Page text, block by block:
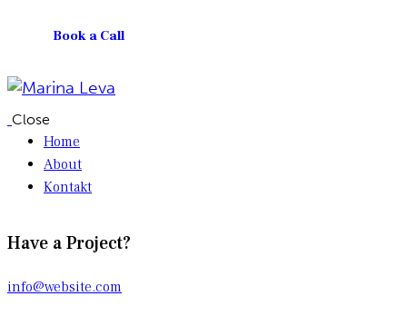
Book a Call
Close
Home
About
Kontakt
Have a Project?
info@website.com